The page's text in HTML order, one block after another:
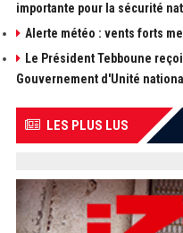
importante pour la sécurité
Alerte météo : vents forts
Le Président Tebboune
Gouvernement d'Unité
LES PLUS LUS